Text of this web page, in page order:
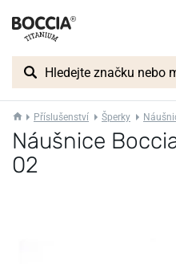
Příslušenství Šperky
Náušnice
02